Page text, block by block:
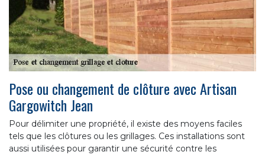
Pose ou changement de clôture avec Artisan
Gargowitch Jean
Pour délimiter une propriété, il existe des moyens faciles
tels que les clôtures ou les grillages. Ces installations sont
aussi utilisées pour garantir une sécurité contre les